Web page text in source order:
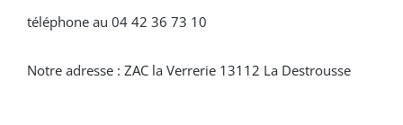
téléphone au 04 42 36 73 10
Notre adresse : ZAC la Verrerie 13112 La Destrousse